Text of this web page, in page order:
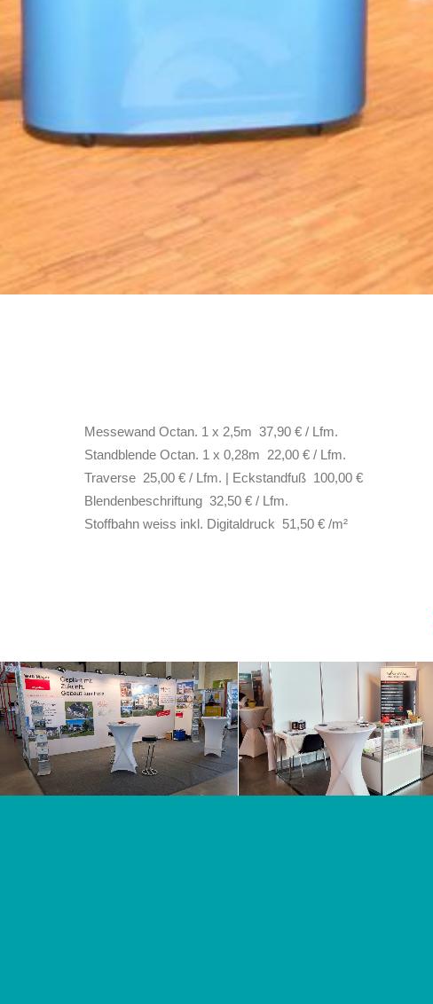
Messewand Octan. 1 x 2,5m 37,90 € / Lfm.
Standblende Octan. 1 x 0,28m 22,00 € / Lfm.
Traverse 25,00 € / Lfm. | Eckstandfuß 100,00 €
Blendenbeschriftung 32,50 € / Lfm.
Stoffbahn weiss inkl. Digitaldruck 51,50 € /m²